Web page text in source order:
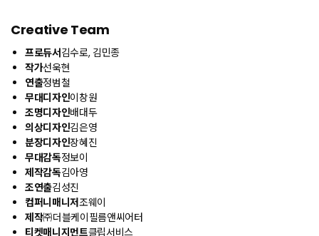
Creative Team
프로듀서김수로, 김민종
작가선욱현
연출정범철
무대디자인이창원
조명디자인배대두
의상디자인김은영
분장디자인장혜진
무대감독정보이
제작감독김아영
조연출김성진
컴퍼니매니저조웨이
제작㈜더블케이필름앤씨어터
티켓매니지먼트클립서비스